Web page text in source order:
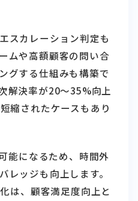
スカレーション判定も
ムや高額顧客の問い合
グする仕組みも構築で
解決率が20〜35%向上
縮されたケースもあり
能になるため、時間外
レッジも向上します。
は、顧客満足度向上と